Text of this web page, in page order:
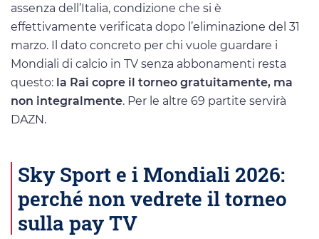
assenza dell’Italia, condizione che si è
effettivamente verificata dopo l’eliminazione del 31
marzo. Il dato concreto per chi vuole guardare i
Mondiali di calcio in TV senza abbonamenti resta
questo: la Rai copre il torneo gratuitamente, ma
non integralmente. Per le altre 69 partite servirà
DAZN.
Sky Sport e i Mondiali 2026:
perché non vedrete il torneo
sulla pay TV